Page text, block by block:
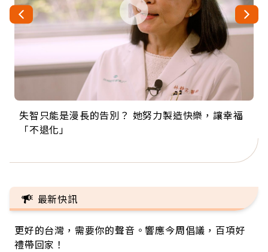
失智只能是漫長的告別？ 她努力製造快樂，讓幸福
「不退化」
來自剛果的巧克力神父 為台灣奉獻36年 「台灣是我
的家，我連作夢都講台語！」
63歲卸矽谷副總、搬回台灣找快樂！「蛋黃哥小
丑」走進安養院，逗樂上萬爺奶：退休後才開始真
104歲打破金氏世界紀錄 成為全球最年長羽球選
手，分享長壽的秘密原來是「這個」
事業巔峰他選擇追夢…黑手阿伯拉小提琴還登上小
巨蛋！連CNN都大讚！
最新快訊
更好的台灣，需要你的聲音。響應今周倡議，百項好
禮帶回家！